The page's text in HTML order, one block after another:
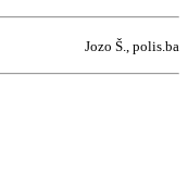
Jozo Š., polis.ba